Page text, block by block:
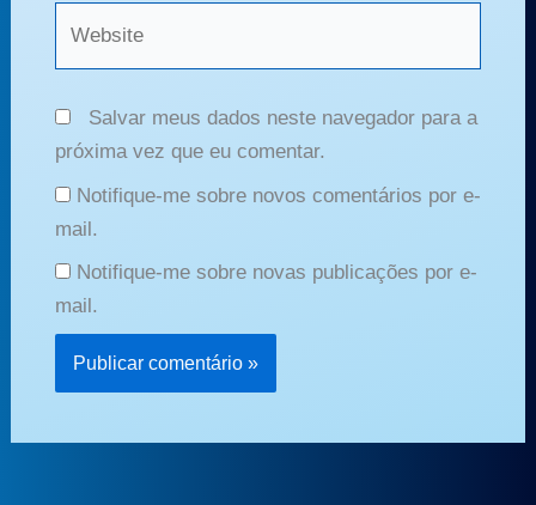
Salvar meus dados neste navegador para a
próxima vez que eu comentar.
Notifique-me sobre novos comentários por e-
mail.
Notifique-me sobre novas publicações por e-
mail.